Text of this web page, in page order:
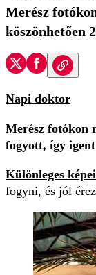
Merész
köszönhetően
Napi doktor
Merész fotókon
fogyott, így
Különleges
fogyni, és jól